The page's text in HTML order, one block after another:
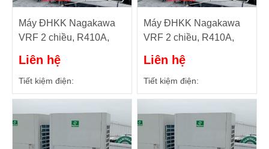
Máy ĐHKK Nagakawa
VRF 2 chiều, R410A,
H1350U01
Liên hệ
Tiết kiệm điện:
Máy ĐHKK Nagakawa
VRF 2 chiều, R410A,
H1295U01
Liên hệ
Tiết kiệm điện: